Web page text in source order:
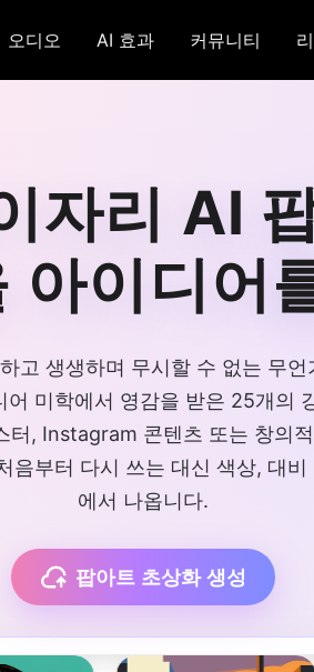
오디오 AI 효과 커뮤니티
자리 AI
아이디어
고 생생하며 무시할 수 없는 무
미학에서 영감을 받은 25개의
, Instagram 콘텐츠 또는 창의
부터 다시 쓰는 대신 색상, 대
에서 나옵니다.
팝아트 초상화 생성